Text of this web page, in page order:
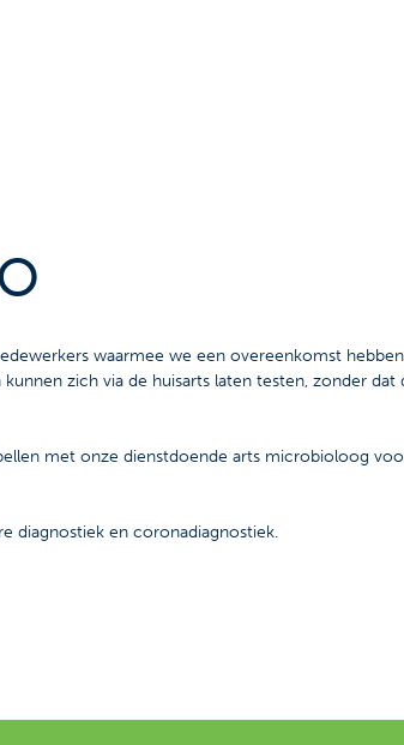
waarmee we een overeenkomst
zich via de huisarts laten testen, zonder dat
met onze dienstdoende arts microbioloog
diagnostiek en coronadiagnostiek.